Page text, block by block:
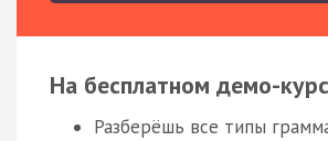
На бесплатном демо-
Разберёшь все типы